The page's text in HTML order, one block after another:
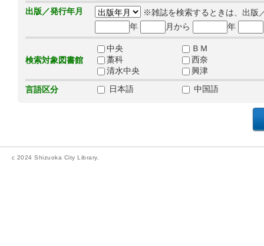
出版／発行年月
※雑誌を検索するときは、出版
年
月から 年
検索対象図書館
中央
ＢＭ
藁科
西奈
清水中央
興津
言語区分
日本語 中国語
c 2024 Shizuoka City Library.